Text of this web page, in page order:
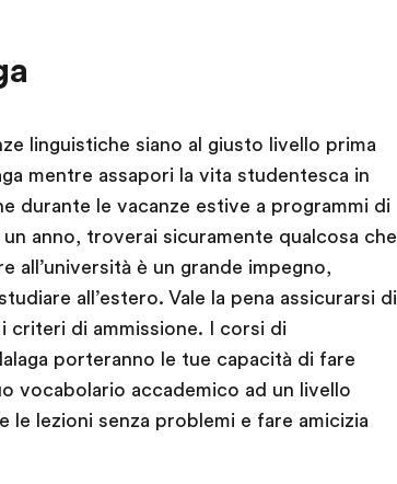
linguistiche siano al giusto livello prima
mentre assapori la vita studentesca in
durante le vacanze estive a programmi di
anno, troverai sicuramente qualcosa che
all’università è un grande impegno,
all’estero. Vale la pena assicurarsi di
criteri di ammissione. I corsi di
porteranno le tue capacità di fare
vocabolario accademico ad un livello
lezioni senza problemi e fare amicizia